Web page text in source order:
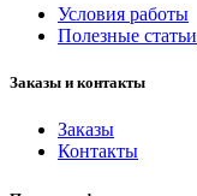
Условия работы
Полезные статьи
Заказы и контакты
Заказы
Контакты